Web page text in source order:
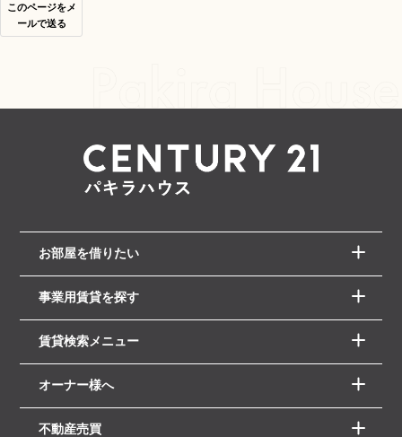
このページをメ
ールで送る
お部屋を借りたい
事業用賃貸を探す
賃貸検索メニュー
オーナー様へ
不動産売買